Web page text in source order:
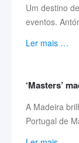
Um destino
eventos.
Ler mais …
‘Masters’
A Madeira
Portugal de